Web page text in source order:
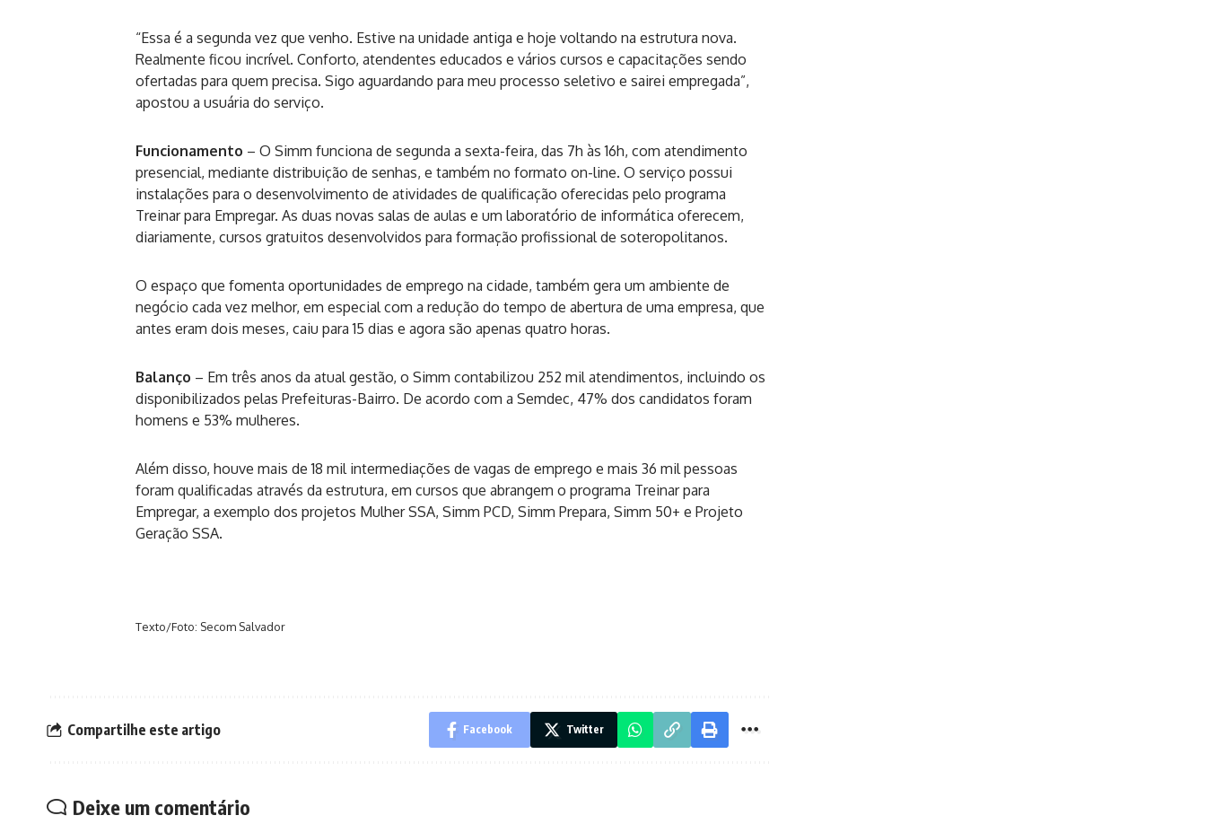
“Essa é a segunda vez que venho. Estive na unidade antiga e hoje voltando na estrutura nova.
Realmente ficou incrível. Conforto, atendentes educados e vários cursos e capacitações sendo
ofertadas para quem precisa. Sigo aguardando para meu processo seletivo e sairei empregada”,
apostou a usuária do serviço.
Funcionamento – O Simm funciona de segunda a sexta-feira, das 7h às 16h, com atendimento
presencial, mediante distribuição de senhas, e também no formato on-line. O serviço possui
instalações para o desenvolvimento de atividades de qualificação oferecidas pelo programa
Treinar para Empregar. As duas novas salas de aulas e um laboratório de informática oferecem,
diariamente, cursos gratuitos desenvolvidos para formação profissional de soteropolitanos.
O espaço que fomenta oportunidades de emprego na cidade, também gera um ambiente de
negócio cada vez melhor, em especial com a redução do tempo de abertura de uma empresa, que
antes eram dois meses, caiu para 15 dias e agora são apenas quatro horas.
Balanço – Em três anos da atual gestão, o Simm contabilizou 252 mil atendimentos, incluindo os
disponibilizados pelas Prefeituras-Bairro. De acordo com a Semdec, 47% dos candidatos foram
homens e 53% mulheres.
Além disso, houve mais de 18 mil intermediações de vagas de emprego e mais 36 mil pessoas
foram qualificadas através da estrutura, em cursos que abrangem o programa Treinar para
Empregar, a exemplo dos projetos Mulher SSA, Simm PCD, Simm Prepara, Simm 50+ e Projeto
Geração SSA.
Texto/Foto: Secom Salvador
Compartilhe este artigo Facebook Twitter
Deixe um comentário